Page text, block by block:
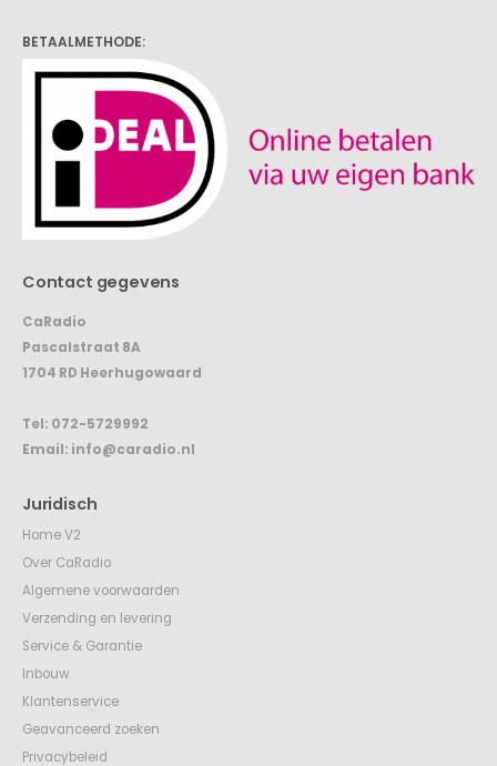
BETAALMETHODE:
Contact gegevens
CaRadio
Pascalstraat 8A
1704 RD Heerhugowaard
Tel: 072-5729992
Email: info@caradio.nl
Juridisch
Home V2
Over CaRadio
Algemene voorwaarden
Verzending en levering
Service & Garantie
Inbouw
Klantenservice
Geavanceerd zoeken
Privacybeleid